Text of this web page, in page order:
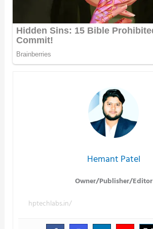
Hemant Patel
Owner/Publisher/Editor
hptechlabs.in/